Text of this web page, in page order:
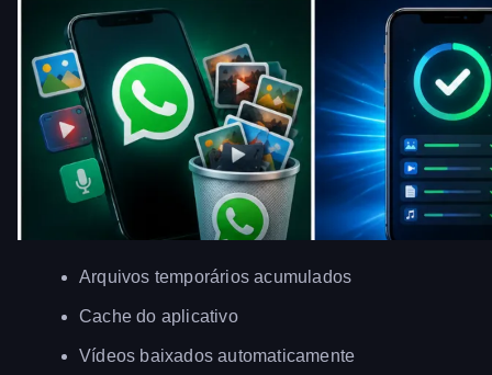
Arquivos temporários acumulados
Cache do aplicativo
Vídeos baixados automaticamente